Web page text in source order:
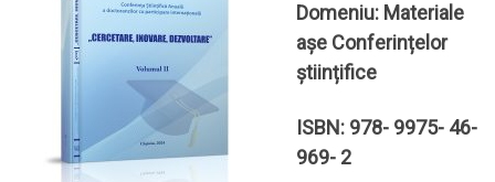
Domeniu: Materiale
așe Conferințelor
științifice
ISBN: 978- 9975- 46-
969- 2